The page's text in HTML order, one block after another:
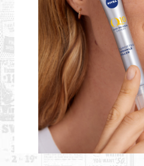
Gastronomija
Kuća i bašta
Zdravlje i medicina
Sport i rekreacija
Hobi i razonoda
ADRESAR